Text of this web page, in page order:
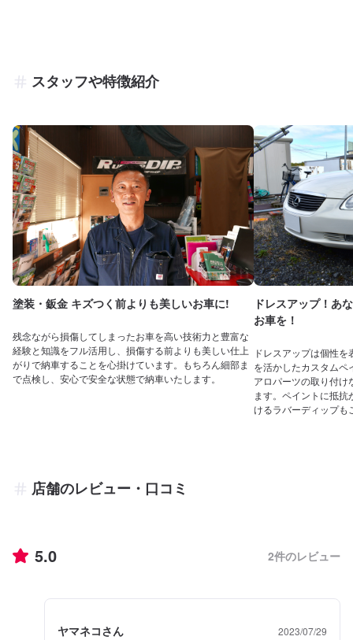
スタッフや特徴紹介
塗装・鈑金 キズつく前よりも美しいお車に!
残念ながら損傷してしまったお車を高い技術力と豊富な
経験と知識をフル活用し、損傷する前よりも美しい仕上
がりで納車することを心掛けています。もちろん細部ま
で点検し、安心で安全な状態で納車いたします。
ドレスアップ！あ
お車を！
ドレスアップは個性
を活かしたカスタムペ
アロパーツの取り付け
ます。ペイントに抵
けるラバーディップも
店舗のレビュー・口コミ
5.0 2件のレビュー
ヤマネコさん 2023/07/29